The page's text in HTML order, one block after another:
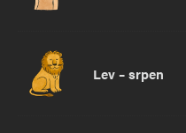
Lev – srpen